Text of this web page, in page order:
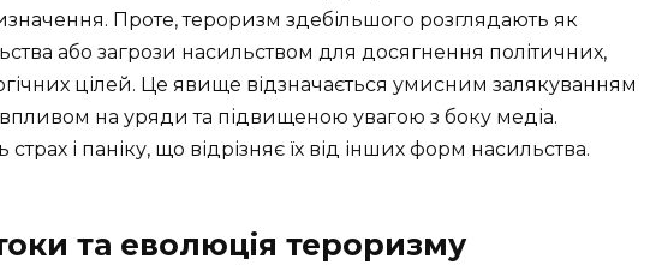
Проте, тероризм здебільшого розглядають як
або загрози насильством для досягнення політичних,
цілей. Це явище відзначається умисним залякуванням
на уряди та підвищеною увагою з боку медіа.
і паніку, що відрізняє їх від інших форм насильства.
та еволюція тероризму